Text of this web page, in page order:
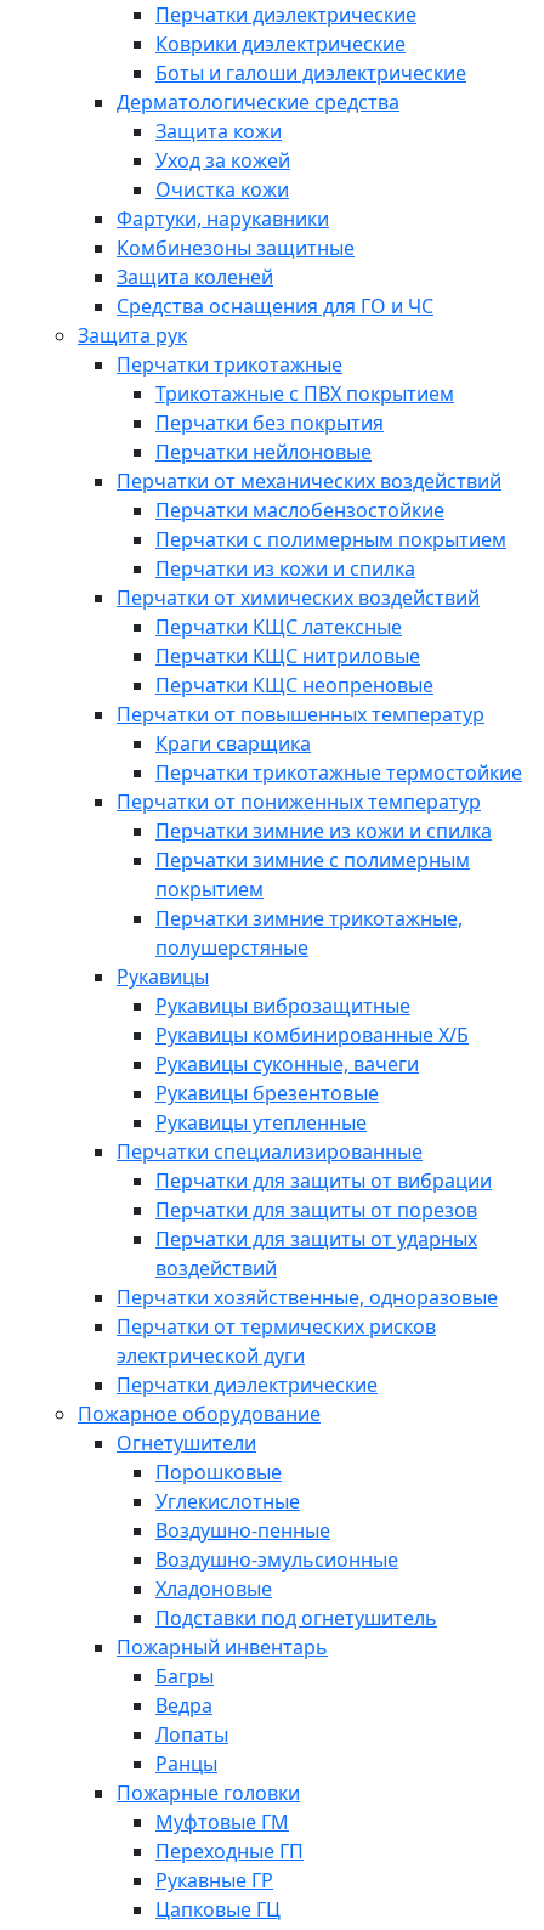
Перчатки диэлектрические
Коврики диэлектрические
Боты и галоши диэлектрические
Дерматологические средства
Защита кожи
Уход за кожей
Очистка кожи
Фартуки, нарукавники
Комбинезоны защитные
Защита коленей
Средства оснащения для ГО и ЧС
Защита рук
Перчатки трикотажные
Трикотажные с ПВХ покрытием
Перчатки без покрытия
Перчатки нейлоновые
Перчатки от механических воздействий
Перчатки маслобензостойкие
Перчатки с полимерным покрытием
Перчатки из кожи и спилка
Перчатки от химических воздействий
Перчатки КЩС латексные
Перчатки КЩС нитриловые
Перчатки КЩС неопреновые
Перчатки от повышенных температур
Краги сварщика
Перчатки трикотажные термостойкие
Перчатки от пониженных температур
Перчатки зимние из кожи и спилка
Перчатки зимние с полимерным
покрытием
Перчатки зимние трикотажные,
полушерстяные
Рукавицы
Рукавицы виброзащитные
Рукавицы комбинированные Х/Б
Рукавицы суконные, вачеги
Рукавицы брезентовые
Рукавицы утепленные
Перчатки специализированные
Перчатки для защиты от вибрации
Перчатки для защиты от порезов
Перчатки для защиты от ударных
воздействий
Перчатки хозяйственные, одноразовые
Перчатки от термических рисков
электрической дуги
Перчатки диэлектрические
Пожарное оборудование
Огнетушители
Порошковые
Углекислотные
Воздушно-пенные
Воздушно-эмульсионные
Хладоновые
Подставки под огнетушитель
Пожарный инвентарь
Багры
Ведра
Лопаты
Ранцы
Пожарные головки
Муфтовые ГМ
Переходные ГП
Рукавные ГР
Цапковые ГЦ